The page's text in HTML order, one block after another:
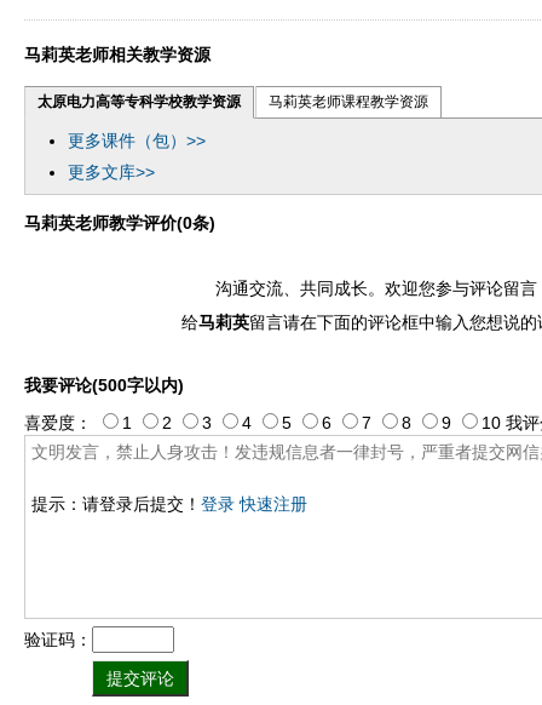
马莉英老师相关教学资源
太原电力高等专科学校教学资源 马莉英老师课程教学资源
更多课件（包）>>
更多文库>>
马莉英老师教学评价(0条)
沟通交流、共同成长。欢迎您参与评论留言
给马莉英留言请在下面的评论框中输入您想说的
我要评论(500字以内)
提示：请登录后提交！ 登录 快速注册
喜爱度： 1 2 3 4 5 6 7 8 9 10 我评
验证码：